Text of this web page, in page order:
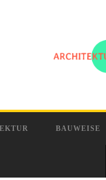
BAUWEISE